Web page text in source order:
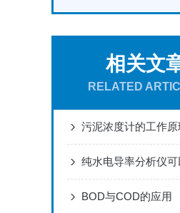
相关文
RELATED
BOD与COD的应用